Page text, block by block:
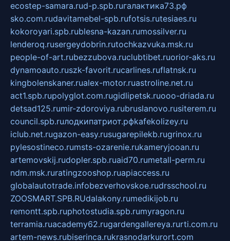
ecostep-samara.rud-p.spb.ruгалактика73.рф
sko.com.rudavitamebel-spb.rufotsis.rutesiaes.ru
kokoroyari.spb.rublesna-kazan.rumossilver.ru
lenderoq.rusergeydobrin.rutochkazvuka.msk.ru
people-of-art.rubezzubova.ruclubtibet.ruorior-aks.ru
dynamoauto.ruszk-favorit.rucarlines.ruflatnsk.ru
kingbolenskaner.rualex-motor.ruastroline.net.ru
act1.spb.rupolyglot.com.rugidlipetsk.ruooo-driada.ru
detsad125.rumir-zdoroviya.rubruslanovo.rusiterem.ru
council.spb.ruлодкипатриот.рфkafekolizey.ru
iclub.net.rugazon-easy.rusugarepilekb.rugrinox.ru
pylesostineco.rumsts-ozarenie.rukameryjooan.ru
artemovskij.rudopler.spb.ruaid70.rumetall-perm.ru
ndm.msk.ruratingzooshop.ruapiaccess.ru
globalautotrade.infobezverhovskoe.rudrsschool.ru
ZOOSMART.SPB.RUdalakony.rumedikijob.ru
remontt.spb.ruphotostudia.spb.rumyragon.ru
terramia.ruacademy62.rugardengallereya.rurti.com.ru
artem-news.rubiserinca.rukrasnodarkurort.com